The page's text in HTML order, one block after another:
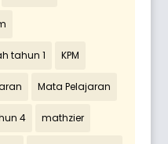
tahun 1 KPM
Mata Pelajaran
4 mathzier